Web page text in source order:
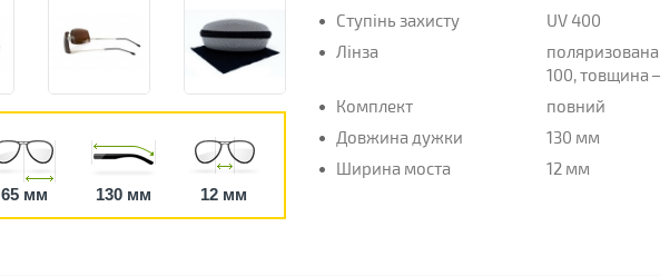
65 мм 130 мм 12 мм
Ступінь захисту
UV 400
Лінза
поляризована
100, товщина
Комплект
повний
Довжина дужки
130 мм
Ширина моста
12 мм